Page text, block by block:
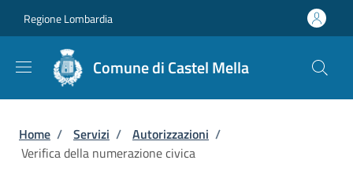
Regione Lombardia
Comune di Castel Mella
Briciole di pane
Home / Servizi / Autorizzazioni /
Verifica della numerazione civica